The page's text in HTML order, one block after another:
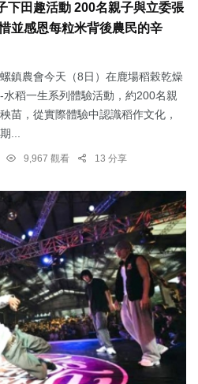
下田趣活動 200名親子與立委張
並感恩每粒米背後農民的辛
鎮農會今天（8日）在鹿場稻榖乾燥
稻一生系列體驗活動，約200名親
苗，從實際體驗中認識稻作文化，
...
9,967 觀看 13 分享